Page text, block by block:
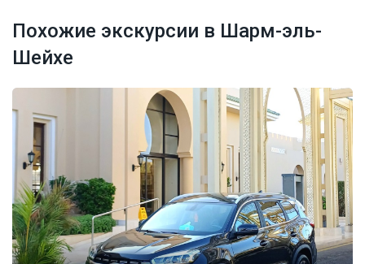
Похожие экскурсии в Шарм-эль-
Шейхе